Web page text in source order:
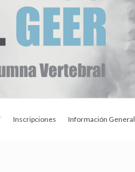
Inscripciones Información General